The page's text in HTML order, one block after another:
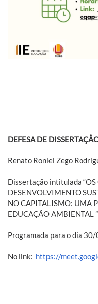
DEFESA DE
Renato Roniel Zego
Dissertação intitulada “OS
DESENVOLVIMENTO
NO CAPITALISMO: UMA
EDUCAÇÃO AMBIENTAL ”
Programada para o dia
No link: https://